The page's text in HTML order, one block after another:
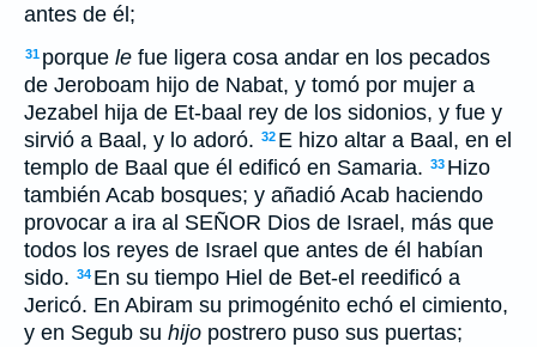
antes de él;
31 porque le fue ligera cosa andar en los pecados
de Jeroboam hijo de Nabat, y tomó por mujer a
Jezabel hija de Et-baal rey de los sidonios, y fue y
sirvió a Baal, y lo adoró. 32 E hizo altar a Baal, en el
templo de Baal que él edificó en Samaria. 33 Hizo
también Acab bosques; y añadió Acab haciendo
provocar a ira al SEÑOR Dios de Israel, más que
todos los reyes de Israel que antes de él habían
sido. 34 En su tiempo Hiel de Bet-el reedificó a
Jericó. En Abiram su primogénito echó el cimiento,
y en Segub su hijo postrero puso sus puertas;